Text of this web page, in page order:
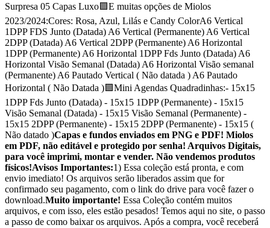
Surpresa 05 Capas Luxo🟪E muitas opções de Miolos
2023/2024:Cores: Rosa, Azul, Lilás e Candy ColorA6 Vertical
1DPP FDS Junto (Datada) A6 Vertical (Permanente) A6 Vertical
2DPP (Datada) A6 Vertical 2DPP (Permanente) A6 Horizontal
1DPP (Permanente) A6 Horizontal 1DPP Fds Junto (Datada) A6
Horizontal Visão Semanal (Datada) A6 Horizontal Visão semanal
(Permanente) A6 Pautado Vertical ( Não datada ) A6 Pautado
Horizontal ( Não Datada )🟪Mini Agendas Quadradinhas:- 15x15
1DPP Fds Junto (Datada) - 15x15 1DPP (Permanente) - 15x15
Visão Semanal (Datada) - 15x15 Visão Semanal (Permanente) -
15x15 2DPP (Permanente) - 15x15 2DPP (Permanente) - 15x15 (
Não datado )Capas e fundos enviados em PNG e PDF! Miolos
em PDF, não editável e protegido por senha! Arquivos Digitais,
para você imprimi, montar e vender. Não vendemos produtos
físicos!Avisos Importantes:1) Essa coleção está pronta, e com
envio imediato! Os arquivos serão liberados assim que for
confirmado seu pagamento, com o link do drive para você fazer o
download.Muito importante! Essa Coleção contém muitos
arquivos, e com isso, eles estão pesados! Temos aqui no site, o passo
a passo de como baixar os arquivos. Após a compra, você receberá